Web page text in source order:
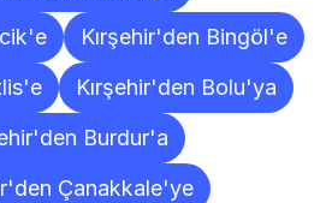
Kırşehir'den Bingöl'e
Kırşehir'den Bolu'ya
Burdur'a
Çanakkale'ye